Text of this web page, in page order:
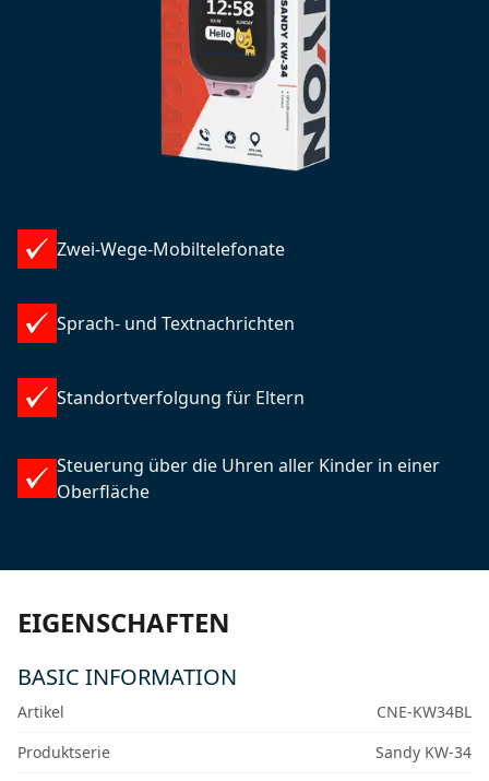
Zwei-Wege-Mobiltelefonate
Sprach- und Textnachrichten
Standortverfolgung für Eltern
Steuerung über die Uhren aller Kinder in einer
Oberfläche
EIGENSCHAFTEN
BASIC INFORMATION
Artikel
CNE-KW34BL
Produktserie
Sandy KW-34